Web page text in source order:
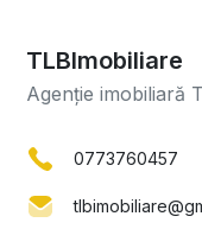
TLBImobiliare
Agenție imobiliară
0773760457